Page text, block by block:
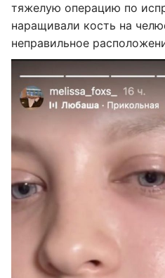
тяжелую операцию по
наращивали кость на
неправильное